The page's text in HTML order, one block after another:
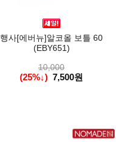
행사[에버뉴]알코올 보틀 60
(EBY651)
10,000
(25%↓) 7,500원